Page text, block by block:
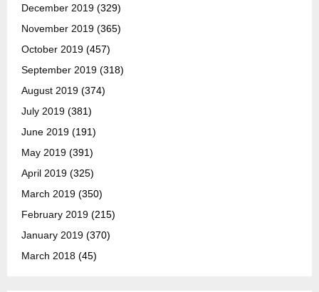
December 2019 (329)
November 2019 (365)
October 2019 (457)
September 2019 (318)
August 2019 (374)
July 2019 (381)
June 2019 (191)
May 2019 (391)
April 2019 (325)
March 2019 (350)
February 2019 (215)
January 2019 (370)
March 2018 (45)